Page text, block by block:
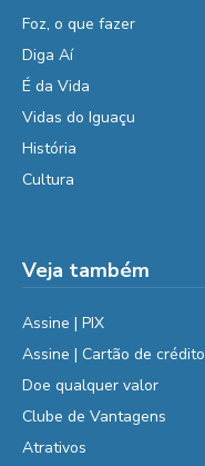
Foz, o que fazer
Diga Aí
É da Vida
Vidas do Iguaçu
História
Cultura
Veja também
Assine | PIX
Assine | Cartão de crédito
Doe qualquer valor
Clube de Vantagens
Atrativos